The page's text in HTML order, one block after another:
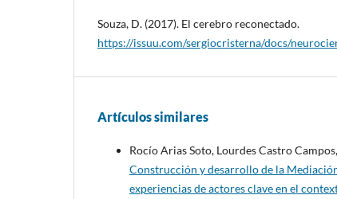
Souza, D. (2017). El cerebro reconectado.
https://issuu.com/sergiocristerna/docs/
Artículos similares
Rocío Arias Soto, Lourdes Castro
Construcción y desarrollo de la
experiencias de actores clave en el